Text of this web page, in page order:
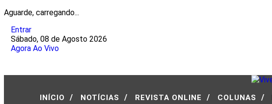
Aguarde, carregando...
Entrar
Sábado, 08 de Agosto 2026
Agora Ao Vivo
INÍCIO / NOTÍCIAS / REVISTA ONLINE / COLUNAS /